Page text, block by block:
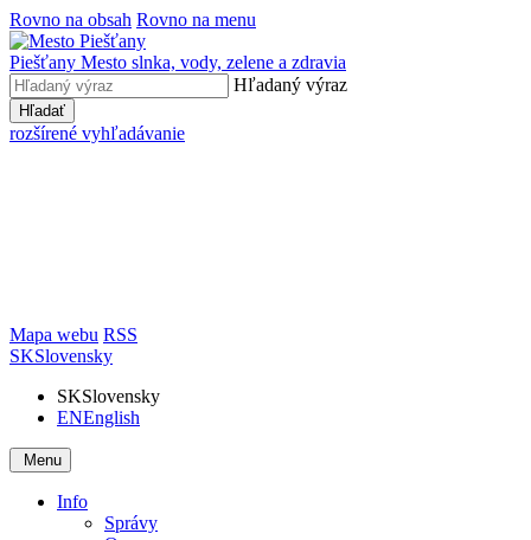
Rovno na obsah Rovno na menu
Piešťany Mesto slnka, vody, zelene a zdravia
Hľadaný výraz
Hľadať
rozšírené vyhľadávanie
Mapa webu RSS
SKSlovensky
SKSlovensky
ENEnglish
Menu
Info
Správy